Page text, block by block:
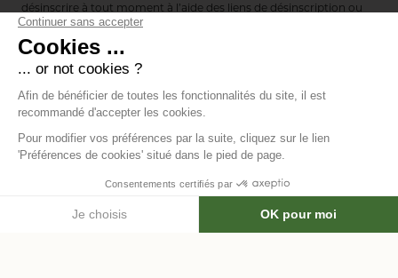
désinscrire à tout moment à l’aide des liens de désinscription ou
en nous contactant via notre formulaire de contact :
Editions de Bionnay
493 Route du Château de Bionnay
69640 Lacenas
Annuaire des marques
Modifier les